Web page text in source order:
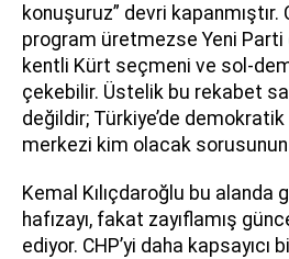
konuşuruz” devri
program üretmezse Yeni
kentli Kürt seçmeni ve sol-
çekebilir. Üstelik bu rekabet
değildir; Türkiye’de
merkezi kim olacak sorusunun
Kemal Kılıçdaroğlu bu alanda
hafızayı, fakat zayıflamış
ediyor. CHP’yi daha kapsayıcı